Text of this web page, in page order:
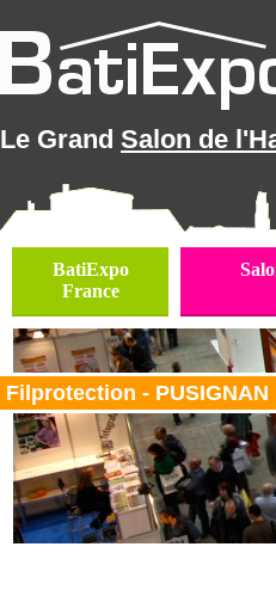
Le Grand Salon de
BatiExpo
France
Filprotection - PUSIGNAN